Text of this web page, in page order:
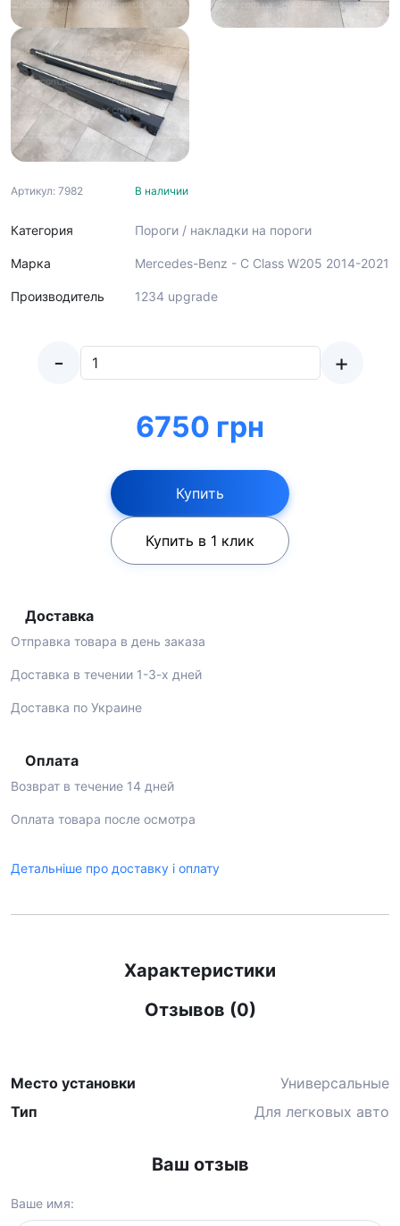
Артикул: 7982
Категория
Марка
Производитель
В наличии
Пороги / накладки на пороги
Mercedes-Benz - C Class W205 2014-2021
1234 upgrade
- +
6750 грн
Купить
Купить в 1 клик
Доставка
Отправка товара в день заказа
Доставка в течении 1-3-х дней
Доставка по Украине
Оплата
Возврат в течение 14 дней
Оплата товара после осмотра
Детальніше про доставку і оплату
Характеристики
Отзывов (0)
Место установки
Универсальные
Тип
Для легковых авто
Ваш отзыв
Ваше имя: